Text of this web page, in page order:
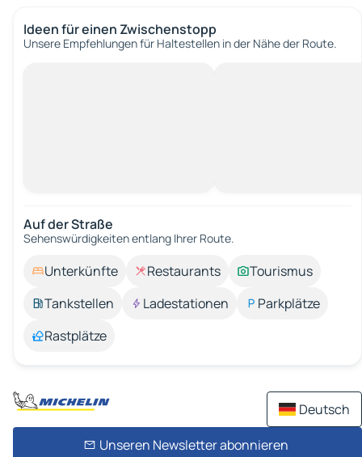
Ideen für einen Zwischenstopp
Unsere Empfehlungen für Haltestellen in der Nähe der Route.
Auf der Straße
Sehenswürdigkeiten entlang Ihrer Route.
Unterkünfte Restaurants
Tourismus
Tankstellen
Ladestationen
Parkplätze
Rastplätze
Deutsch
Unseren Newsletter abonnieren